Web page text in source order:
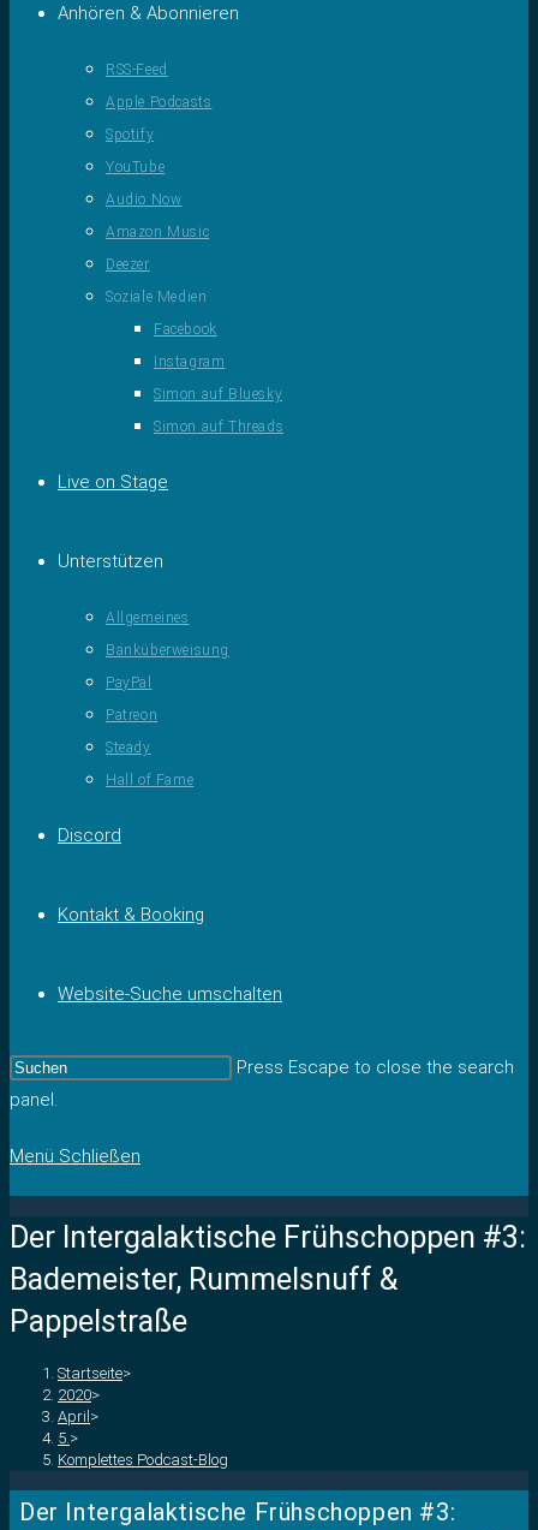
Anhören & Abonnieren
RSS-Feed
Apple Podcasts
Spotify
YouTube
Audio Now
Amazon Music
Deezer
Soziale Medien
Facebook
Instagram
Simon auf Bluesky
Simon auf Threads
Live on Stage
Unterstützen
Allgemeines
Banküberweisung
PayPal
Patreon
Steady
Hall of Fame
Discord
Kontakt & Booking
Website-Suche umschalten
Press Escape to close the search
panel.
Menü Schließen
Der Intergalaktische Frühschoppen #3:
Bademeister, Rummelsnuff &
Pappelstraße
Startseite>
2020>
April>
5. >
Komplettes Podcast-Blog
Der Intergalaktische Frühschoppen #3: